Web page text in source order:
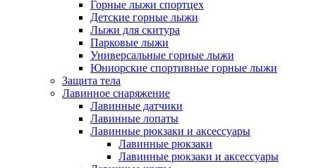
Горные лыжи спортцех
Детские горные лыжи
Лыжи для скитура
Парковые лыжи
Универсальные горные лыжи
Юниорские спортивные горные лыжи
Защита тела
Лавинное снаряжение
Лавинные датчики
Лавинные лопаты
Лавинные рюкзаки и аксессуары
Лавинные рюкзаки
Лавинные рюкзаки и аксессуары